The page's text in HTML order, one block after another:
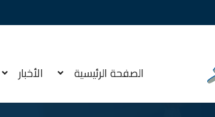
الصفحة الرئيسية الأخبار